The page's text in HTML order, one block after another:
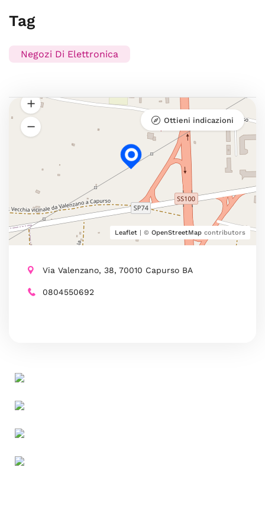
Tag
Negozi Di Elettronica
Leaflet | © OpenStreetMap contributors
Ottieni indicazioni
Via Valenzano, 38, 70010 Capurso BA
0804550692